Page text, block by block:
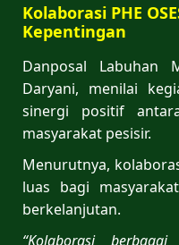
Kolaborasi PHE
Kepentingan
Danposal Labuhan
Daryani, menilai
sinergi positif
masyarakat pesisir.
Menurutnya,
luas bagi
berkelanjutan.
“Kolaborasi